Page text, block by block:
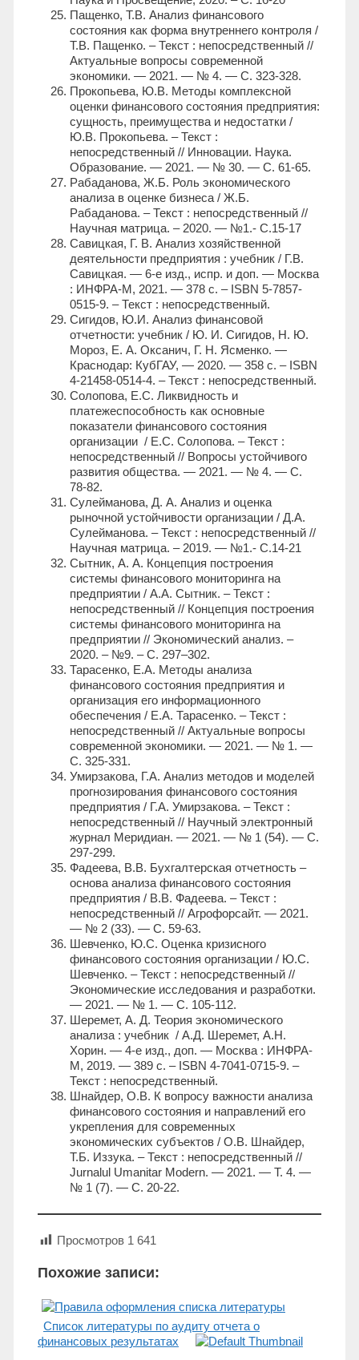
Пащенко, Т.В. Анализ финансового
состояния как форма внутреннего контроля /
Т.В. Пащенко. – Текст : непосредственный //
Актуальные вопросы современной
экономики. — 2021. — № 4. — С. 323-328.
Прокопьева, Ю.В. Методы комплексной
оценки финансового состояния предприятия:
сущность, преимущества и недостатки /
Ю.В. Прокопьева. – Текст :
непосредственный // Инновации. Наука.
Образование. — 2021. — № 30. — С. 61-65.
Рабаданова, Ж.Б. Роль экономического
анализа в оценке бизнеса / Ж.Б.
Рабаданова. – Текст : непосредственный //
Научная матрица. – 2020. — №1.- С.15-17
Савицкая, Г. В. Анализ хозяйственной
деятельности предприятия : учебник / Г.В.
Савицкая. — 6-е изд., испр. и доп. — Москва
: ИНФРА-М, 2021. — 378 с. – ISBN 5-7857-
0515-9. – Текст : непосредственный.
Сигидов, Ю.И. Анализ финансовой
отчетности: учебник / Ю. И. Сигидов, Н. Ю.
Мороз, Е. А. Оксанич, Г. Н. Ясменко. —
Краснодар: КубГАУ, — 2020. — 358 с. – ISBN
4-21458-0514-4. – Текст : непосредственный.
Солопова, Е.С. Ликвидность и
платежеспособность как основные
показатели финансового состояния
организации / Е.С. Солопова. – Текст :
непосредственный // Вопросы устойчивого
развития общества. — 2021. — № 4. — С.
78-82.
Сулейманова, Д. А. Анализ и оценка
рыночной устойчивости организации / Д.А.
Сулейманова. – Текст : непосредственный //
Научная матрица. – 2019. — №1.- С.14-21
Сытник, А. А. Концепция построения
системы финансового мониторинга на
предприятии / А.А. Сытник. – Текст :
непосредственный // Концепция построения
системы финансового мониторинга на
предприятии // Экономический анализ. –
2020. – №9. – С. 297–302.
Тарасенко, Е.А. Методы анализа
финансового состояния предприятия и
организация его информационного
обеспечения / Е.А. Тарасенко. – Текст :
непосредственный // Актуальные вопросы
современной экономики. — 2021. — № 1. —
С. 325-331.
Умирзакова, Г.А. Анализ методов и моделей
прогнозирования финансового состояния
предприятия / Г.А. Умирзакова. – Текст :
непосредственный // Научный электронный
журнал Меридиан. — 2021. — № 1 (54). — С.
297-299.
Фадеева, В.В. Бухгалтерская отчетность –
основа анализа финансового состояния
предприятия / В.В. Фадеева. – Текст :
непосредственный // Агрофорсайт. — 2021.
— № 2 (33). — С. 59-63.
Шевченко, Ю.С. Оценка кризисного
финансового состояния организации / Ю.С.
Шевченко. – Текст : непосредственный //
Экономические исследования и разработки.
— 2021. — № 1. — С. 105-112.
Шеремет, А. Д. Теория экономического
анализа : учебник / А.Д. Шеремет, А.Н.
Хорин. — 4-е изд., доп. — Москва : ИНФРА-
М, 2019. — 389 с. – ISBN 4-7041-0715-9. –
Текст : непосредственный.
Шнайдер, О.В. К вопросу важности анализа
финансового состояния и направлений его
укрепления для современных
экономических субъектов / О.В. Шнайдер,
Т.Б. Иззука. – Текст : непосредственный //
Jurnalul Umanitar Modern. — 2021. — Т. 4. —
№ 1 (7). — С. 20-22.
Просмотров 1 641
Похожие записи:
Список литературы по аудиту отчета о
финансовых результатах